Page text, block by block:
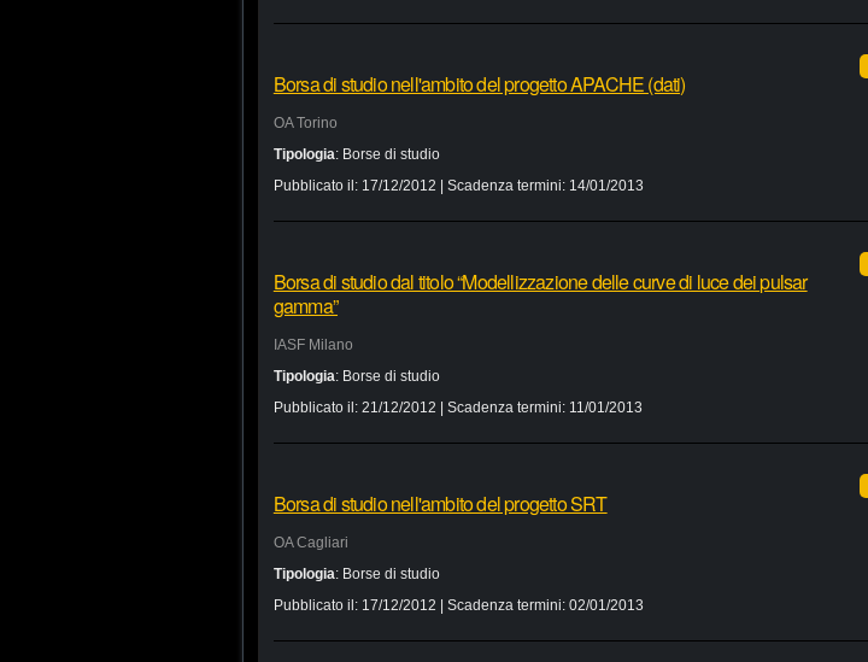
Borsa di studio nell'ambito del progetto APACHE (dati)
OA Torino
Tipologia: Borse di studio
Pubblicato il: 17/12/2012 | Scadenza termini: 14/01/2013
Borsa di studio dal titolo “Modellizzazione delle curve di luce dei pulsar
gamma”
IASF Milano
Tipologia: Borse di studio
Pubblicato il: 21/12/2012 | Scadenza termini: 11/01/2013
Borsa di studio nell'ambito del progetto SRT
OA Cagliari
Tipologia: Borse di studio
Pubblicato il: 17/12/2012 | Scadenza termini: 02/01/2013